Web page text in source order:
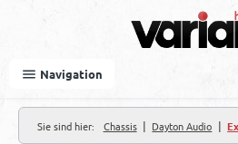
Navigation
Sie sind hier: Chassis | Dayton Audio |